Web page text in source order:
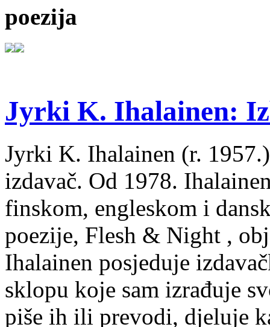
poezija
Jyrki K. Ihalainen:
Jyrki K. Ihalainen (r.
izdavač. Od 1978.
finskom, engleskom i
poezije, Flesh & Night ,
Ihalainen posjeduje
sklopu koje sam izrađuje
piše ih ili prevodi, djeluje